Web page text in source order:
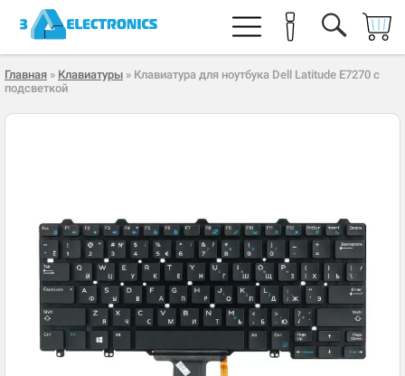
Главная » Клавиатуры » Клавиатура для ноутбука Dell Latitude E7270 с
подсветкой